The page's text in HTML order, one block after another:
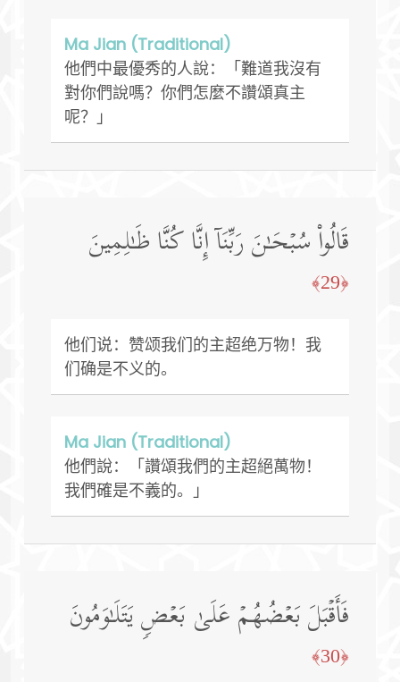
Ma Jian (Traditional)
他們中最優秀的人說：「難道我沒有
對你們說嗎？你們怎麼不讚頌真主
呢？」
قَالُوا۟ سُبۡحَـٰنَ رَبِّنَاۤ إِنَّا كُنَّا ظَـٰلِمِینَ
﴿29﴾
他们说：赞颂我们的主超绝万物！我
们确是不义的。
Ma Jian (Traditional)
他們說：「讚頌我們的主超絕萬物！
我們確是不義的。」
فَأَقۡبَلَ بَعۡضُهُمۡ عَلَىٰ بَعۡضࣲ یَتَلَـٰوَمُونَ
﴿30﴾